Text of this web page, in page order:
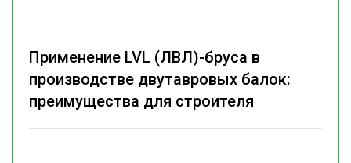
Применение LVL (ЛВЛ)-бруса в
производстве двутавровых балок:
преимущества для строителя